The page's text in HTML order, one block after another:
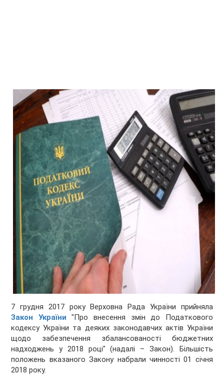
7 грудня 2017 року Верховна Рада України прийняла
Закон України "Про внесення змін до Податкового
кодексу України та деяких законодавчих актів України
щодо забезпечення збалансованості бюджетних
надходжень у 2018 році" (надалі – Закон). Більшість
положень вказаного Закону набрали чинності 01 січня
2018 року.